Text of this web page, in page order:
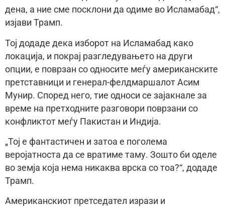
дена, а ние сме посклони да одиме во Исламабад“,
изјави Трамп.
Тој додаде дека изборот на Исламабад како
локација, и покрај разгледувањето на други
опции, е поврзан со односите меѓу американските
претставници и генерал-фелдмаршалот Асим
Мунир. Според него, тие односи се зајакнале за
време на претходните разговори поврзани со
конфликтот меѓу Пакистан и Индија.
„Тој е фантастичен и затоа е поголема
веројатноста да се вратиме таму. Зошто би оделе
во земја која нема никаква врска со тоа?“, додаде
Трамп.
Американскиот претседател изрази и